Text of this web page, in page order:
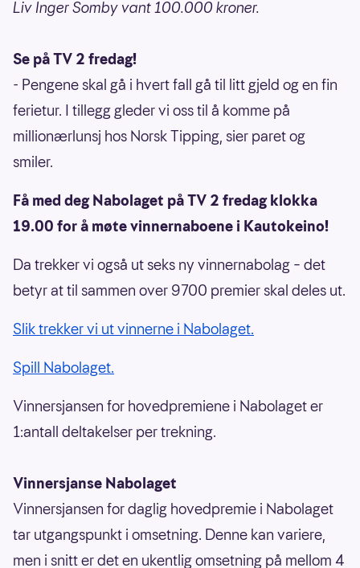
Liv Inger Somby vant 100.000 kroner.
Se på TV 2 fredag!
- Pengene skal gå i hvert fall gå til litt gjeld og en fin
ferietur. I tillegg gleder vi oss til å komme på
millionærlunsj hos Norsk Tipping, sier paret og
smiler.
Få med deg Nabolaget på TV 2 fredag klokka
19.00 for å møte vinnernaboene i Kautokeino!
Da trekker vi også ut seks ny vinnernabolag – det
betyr at til sammen over 9700 premier skal deles ut.
Slik trekker vi ut vinnerne i Nabolaget.
Spill Nabolaget.
Vinnersjansen for hovedpremiene i Nabolaget er
1:antall deltakelser per trekning.
Vinnersjanse Nabolaget
Vinnersjansen for daglig hovedpremie i Nabolaget
tar utgangspunkt i omsetning. Denne kan variere,
men i snitt er det en ukentlig omsetning på mellom 4